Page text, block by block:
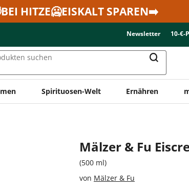
HITZE🥶EISKALT SPAREN➡️
Newsletter 10-€-
suchen
Spirituosen-Welt Ernähren
Mälzer & Fu
(500 ml)
von Mälzer & Fu